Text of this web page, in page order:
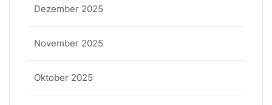
Dezember 2025
November 2025
Oktober 2025